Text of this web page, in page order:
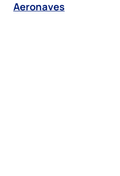
Aeronaves